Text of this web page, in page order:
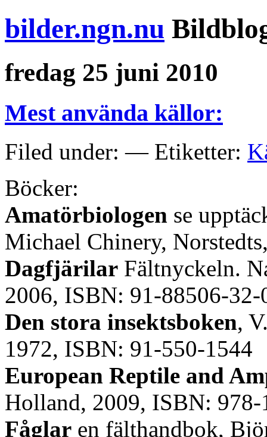
bilder.ngn.nu
fredag 25 juni 2010
Mest använda källor:
Filed under: — Etiketter:
Böcker:
Amatörbiologen se
Michael Chinery,
Dagfjärilar Fältnyckeln.
2006, ISBN: 91-88506-32-
Den stora insektsboken,
1972, ISBN: 91-550-1544
European Reptile and
Holland, 2009, ISBN:
Fåglar en fälthandbok,